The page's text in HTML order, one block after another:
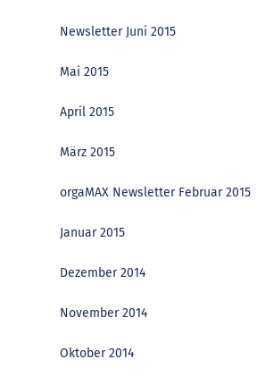
Newsletter Juni 2015
Mai 2015
April 2015
März 2015
orgaMAX Newsletter Februar 2015
Januar 2015
Dezember 2014
November 2014
Oktober 2014